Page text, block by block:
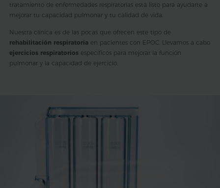
tratamiento de enfermedades respiratorias está listo para ayudarte a
mejorar tu capacidad pulmonar y tu calidad de vida.
Nuestra clínica es de las pocas que ofrecen este tipo de
rehabilitación respiratoria en pacientes con EPOC. Llevamos a cabo
ejercicios respiratorios específicos para mejorar la función
pulmonar y la capacidad de ejercicio.